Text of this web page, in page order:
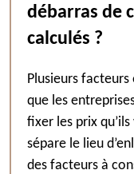
débarras de
calculés ?
Plusieurs
que les
fixer les prix
sépare le lieu
des facteurs à